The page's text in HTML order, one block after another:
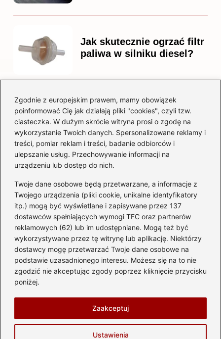
Zgodnie z europejskim prawem, mamy obowiązek
poinformować Cię jak działają pliki "cookies", czyli tzw.
ciasteczka. W dużym skrócie witryna prosi o zgodę na
wykorzystanie Twoich danych. Spersonalizowane reklamy i
treści, pomiar reklam i treści, badanie odbiorców i
ulepszanie usług. Przechowywanie informacji na
urządzeniu lub dostęp do nich.
Twoje dane osobowe będą przetwarzane, a informacje z
Twojego urządzenia (pliki cookie, unikalne identyfikatory
itp.) mogą być wyświetlane i zapisywane przez 137
dostawców spełniających wymogi TFC oraz partnerów
reklamowych (62) lub im udostępniane. Mogą też być
wykorzystywane przez tę witrynę lub aplikację. Niektórzy
dostawcy mogę przetwarzać Twoje dane osobowe na
podstawie uzasadnionego interesu. Możesz się na to nie
zgodzić nie akceptując zgody poprzez kliknięcie przycisku
poniżej.
Ustawienia
Zaakceptuj
Jak skutecznie ogrzać filtr
paliwa w silniku diesel?
Czy warto kupować
diesla? Przewodnik dla
przyszłych właścicieli
Kategorie
Akumulator(74)
Benzyna i Diesel(87)
Motocykle(49)
Opony(81)
Prawo jazdy(77)
Samochody(237)
Silnik(83)
Prywatność Zasady użytkowania